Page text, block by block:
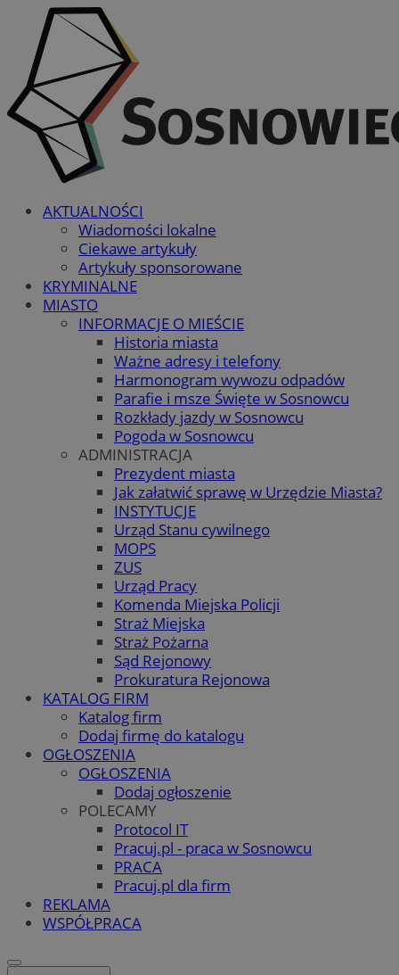
AKTUALNOŚCI
Wiadomości lokalne
Ciekawe artykuły
Artykuły sponsorowane
KRYMINALNE
MIASTO
INFORMACJE O MIEŚCIE
Historia miasta
Ważne adresy i telefony
Harmonogram wywozu odpadów
Parafie i msze Święte w Sosnowcu
Rozkłady jazdy w Sosnowcu
Pogoda w Sosnowcu
ADMINISTRACJA
Prezydent miasta
Jak załatwić sprawę w Urzędzie Miasta?
INSTYTUCJE
Urząd Stanu cywilnego
MOPS
ZUS
Urząd Pracy
Komenda Miejska Policji
Straż Miejska
Straż Pożarna
Sąd Rejonowy
Prokuratura Rejonowa
KATALOG FIRM
Katalog firm
Dodaj firmę do katalogu
OGŁOSZENIA
OGŁOSZENIA
Dodaj ogłoszenie
POLECAMY
Protocol IT
Pracuj.pl - praca w Sosnowcu
PRACA
Pracuj.pl dla firm
REKLAMA
WSPÓŁPRACA